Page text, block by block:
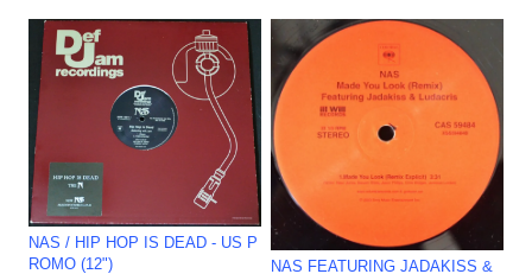
NAS / HIP HOP IS DEAD - US P
ROMO (12")
NAS FEATURING JADAKISS &